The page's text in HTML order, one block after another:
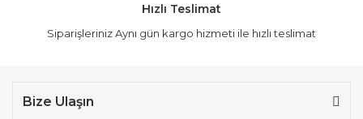
Hızlı Teslimat
Siparişleriniz Aynı gün kargo hizmeti ile hızlı teslimat
Bize Ulaşın